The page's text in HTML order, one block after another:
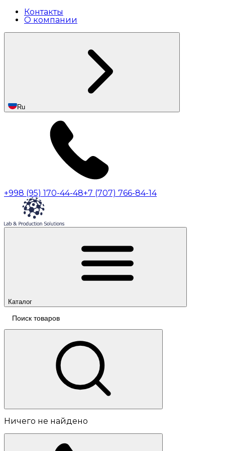
Контакты
О компании
Ru
+998 (95) 170-44-48+7 (707) 766-84-14
Каталог
Ничего не найдено